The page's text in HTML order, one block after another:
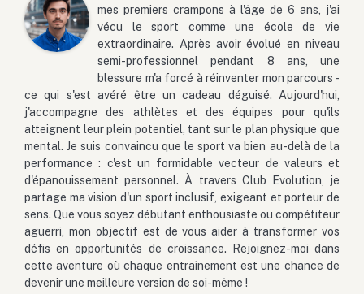
mes premiers crampons à l'âge de 6 ans, j'ai
vécu le sport comme une école de vie
extraordinaire. Après avoir évolué en niveau
semi-professionnel pendant 8 ans, une
blessure m'a forcé à réinventer mon parcours -
ce qui s'est avéré être un cadeau déguisé. Aujourd'hui,
j'accompagne des athlètes et des équipes pour qu'ils
atteignent leur plein potentiel, tant sur le plan physique que
mental. Je suis convaincu que le sport va bien au-delà de la
performance : c'est un formidable vecteur de valeurs et
d'épanouissement personnel. À travers Club Evolution, je
partage ma vision d'un sport inclusif, exigeant et porteur de
sens. Que vous soyez débutant enthousiaste ou compétiteur
aguerri, mon objectif est de vous aider à transformer vos
défis en opportunités de croissance. Rejoignez-moi dans
cette aventure où chaque entraînement est une chance de
devenir une meilleure version de soi-même !